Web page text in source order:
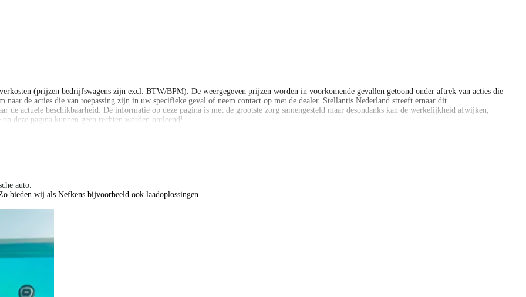
(prijzen bedrijfswagens zijn excl. BTW/BPM). De weergegeven prijzen worden in voorkomende gevallen getoond onder aftrek van acties die
de acties die van toepassing zijn in uw specifieke geval of neem contact op met de dealer. Stellantis Nederland streeft ernaar dit
actuele beschikbaarheid. De informatie op deze pagina is met de grootste zorg samengesteld maar desondanks kan de werkelijkheid afwijken,
deze pagina kunnen geen rechten worden ontleend!
(prijzen bedrijfswagens zijn excl. BTW/BPM). De weergegeven prijzen worden in voorkomende gevallen getoond onder aftrek van acties die
de acties die van toepassing zijn in uw specifieke geval of neem contact op met de dealer. Stellantis Nederland streeft ernaar dit
actuele beschikbaarheid. De informatie op deze pagina is met de grootste zorg samengesteld maar desondanks kan de werkelijkheid afwijken,
deze pagina kunnen geen rechten worden ontleend!
voorraadauto. Hier kunnen geen rechten aan worden ontleend. Vraag onze verkoopadviseurs naar specificaties van deze auto.
auto.
wij als Nefkens bijvoorbeeld ook laadoplossingen.